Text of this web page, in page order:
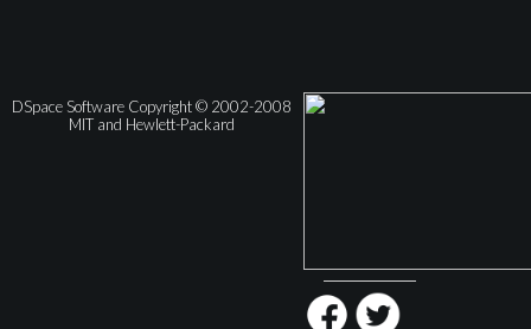
DSpace Software Copyright © 2002-2008
MIT and Hewlett-Packard